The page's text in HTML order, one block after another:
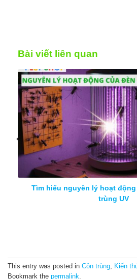
Bài viết liên quan
Giải mã: Tại sao đèn diệt côn
được muỗi
This entry was posted in Côn trùng, Kiến
Bookmark the permalink.